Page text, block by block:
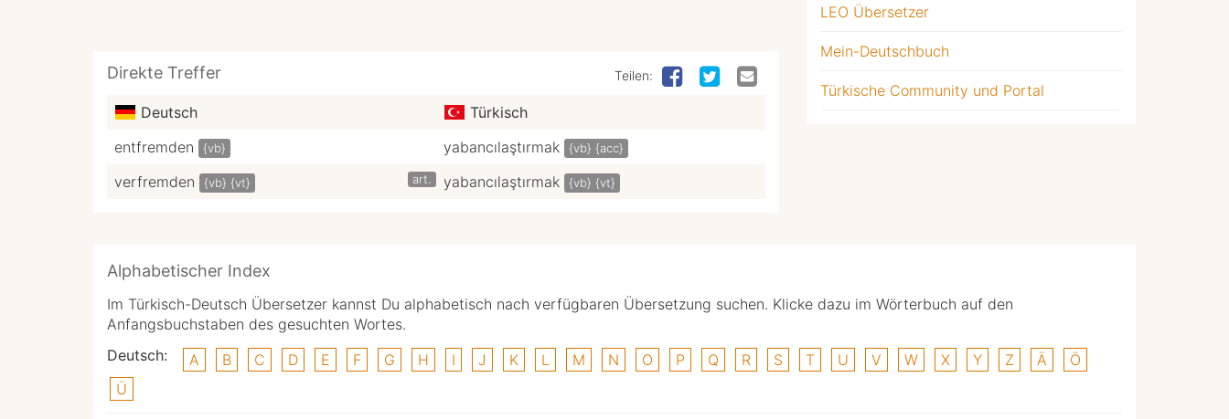
Direkte Treffer Teilen:
Deutsch
Türkisch
entfremden
{vb} yabancılaştırmak {vb} {acc}
verfremden {vb} {vt} art. yabancılaştırmak {vb} {vt}
LEO Übersetzer
Mein-Deutschbuch
Türkische Community und Portal
Alphabetischer Index
Im Türkisch-Deutsch Übersetzer kannst Du alphabetisch nach verfügbaren Übersetzung suchen. Klicke dazu im Wörterbuch auf den
Anfangsbuchstaben des gesuchten Wortes.
Deutsch:
A B C D E F G H I J K L M N O P Q R S T U V W X Y Z Ä
Ö
Ü